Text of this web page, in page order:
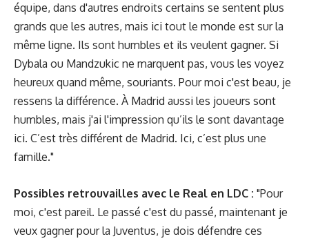
équipe, dans d'autres endroits certains se sentent plus
grands que les autres, mais ici tout le monde est sur la
même ligne. Ils sont humbles et ils veulent gagner. Si
Dybala ou Mandzukic ne marquent pas, vous les voyez
heureux quand même, souriants. Pour moi c'est beau, je
ressens la différence. À Madrid aussi les joueurs sont
humbles, mais j'ai l'impression qu’ils le sont davantage
ici. C’est très différent de Madrid. Ici, c’est plus une
famille."
Possibles retrouvailles avec le Real en LDC : "Pour
moi, c'est pareil. Le passé c'est du passé, maintenant je
veux gagner pour la Juventus, je dois défendre ces